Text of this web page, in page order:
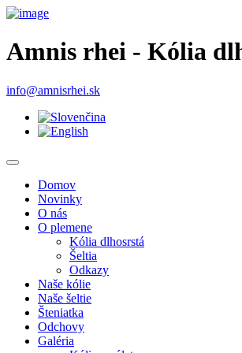
Amnis rhei - Kólia
info@amnisrhei.sk
Domov
Novinky
O nás
O plemene
Kólia dlhosrstá
Šeltia
Odkazy
Naše kólie
Naše šeltie
Šteniatka
Odchovy
Galéria